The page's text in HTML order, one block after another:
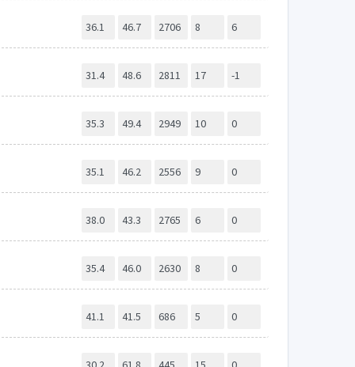
36.1 46.7 2706 8 6
31.4 48.6 2811 17 -1
35.3 49.4 2949 10 0
35.1 46.2 2556 9 0
38.0 43.3 2765 6 0
35.4 46.0 2630 8 0
41.1 41.5 686 5 0